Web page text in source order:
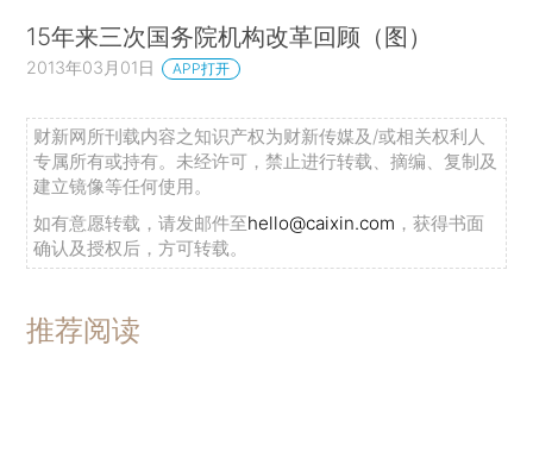
15年来三次国务院机构改革回顾（图）
2013年03月01日 APP打开
财新网所刊载内容之知识产权为财新传媒及/或相关权利人
专属所有或持有。未经许可，禁止进行转载、摘编、复制及
建立镜像等任何使用。
如有意愿转载，请发邮件至hello@caixin.com ，获得书面
确认及授权后，方可转载。
推荐阅读